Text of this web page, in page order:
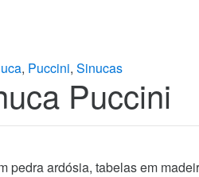
, Puccini, Sinucas
Puccini
pedra ardósia, tabelas em